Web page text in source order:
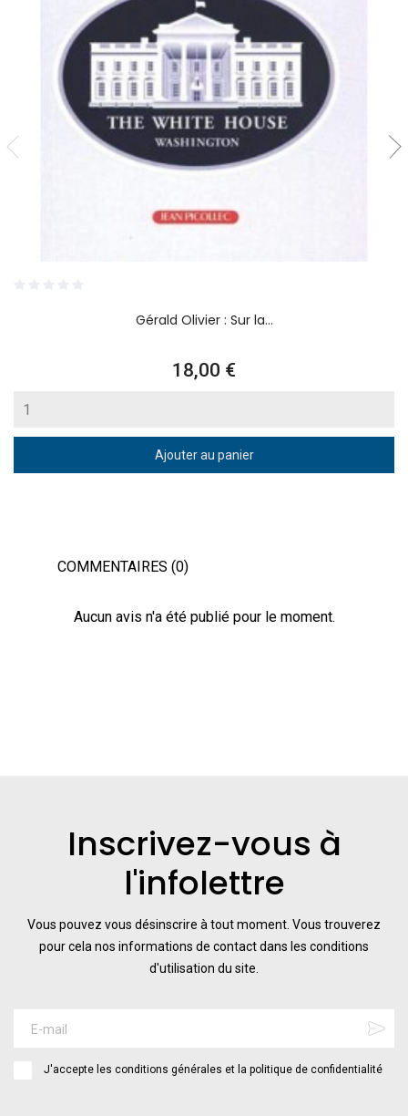
Gérald Olivier : Sur la...
Prix
18,00 €
Ajouter au panier
COMMENTAIRES (0)
Aucun avis n'a été publié pour le moment.
Inscrivez-vous à
l'infolettre
Vous pouvez vous désinscrire à tout moment. Vous trouverez
pour cela nos informations de contact dans les conditions
d'utilisation du site.
J'accepte les conditions générales et la politique de confidentialité